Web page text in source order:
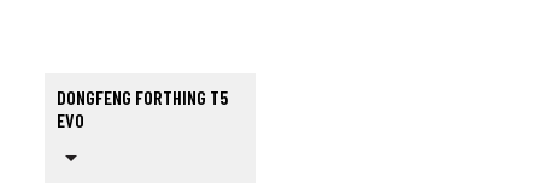
DONGFENG FORTHING T5
EVO
arrow_drop_down